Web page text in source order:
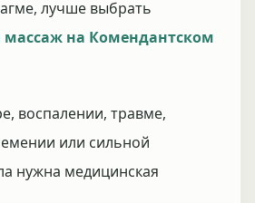
лучше выбрать
на Комендантском
воспалении, травме,
или сильной
нужна медицинская